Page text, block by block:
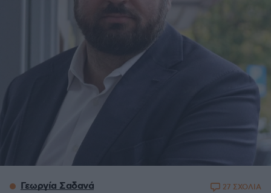
Γεωργία Σαδανά 27 ΣΧΟΛΙΑ